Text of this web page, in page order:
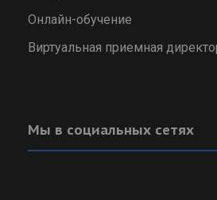
Онлайн-обучение
Виртуальная приемная
Мы в социальных сетях